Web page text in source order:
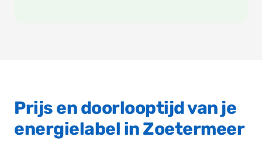
Prijs en doorlooptijd van je
energielabel in Zoetermeer